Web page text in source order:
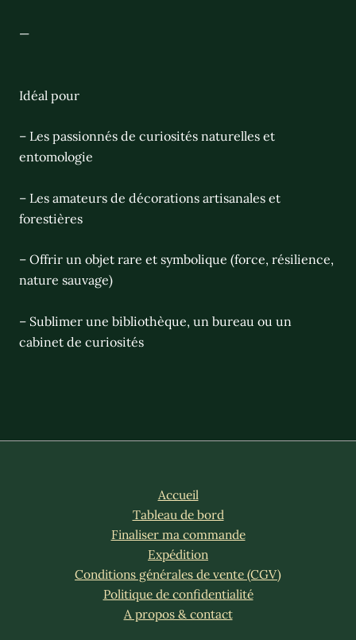
—
Idéal pour
– Les passionnés de curiosités naturelles et
entomologie
– Les amateurs de décorations artisanales et
forestières
– Offrir un objet rare et symbolique (force, résilience,
nature sauvage)
– Sublimer une bibliothèque, un bureau ou un
cabinet de curiosités
Accueil
Tableau de bord
Finaliser ma commande
Expédition
Conditions générales de vente (CGV)
Politique de confidentialité
A propos & contact